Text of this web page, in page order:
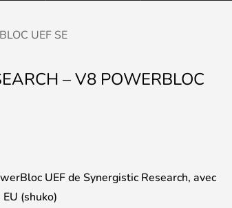
UEF SE
– V8 POWERBLOC
UEF de Synergistic Research, avec
(shuko)